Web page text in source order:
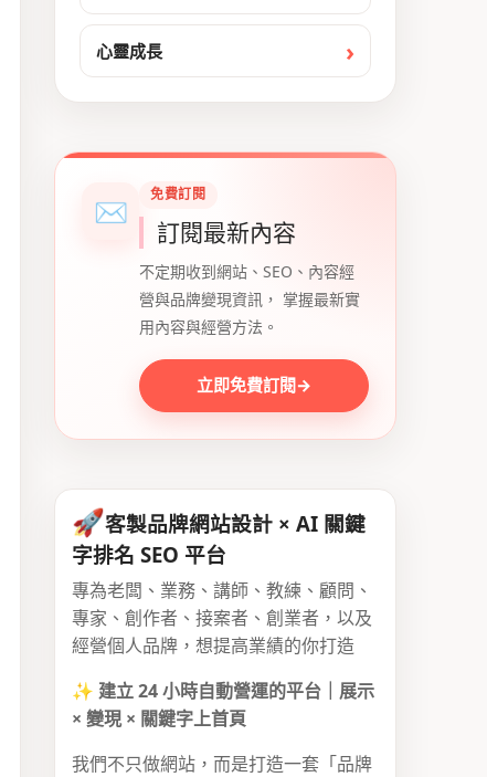
心靈成長
✉ 免費訂閱
訂閱最新內容
不定期收到網站、SEO、內容經
營與品牌變現資訊， 掌握最新實
用內容與經營方法。
立即免費訂閱→
🚀客製品牌網站設計 × AI 關鍵
字排名 SEO 平台
專為老闆、業務、講師、教練、顧問、
專家、創作者、接案者、創業者，以及
經營個人品牌，想提高業績的你打造
✨ 建立 24 小時自動營運的平台｜展示
× 變現 × 關鍵字上首頁
我們不只做網站，而是打造一套「品牌